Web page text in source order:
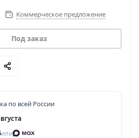
Коммерческое предложение
Под заказ
по всей России
или